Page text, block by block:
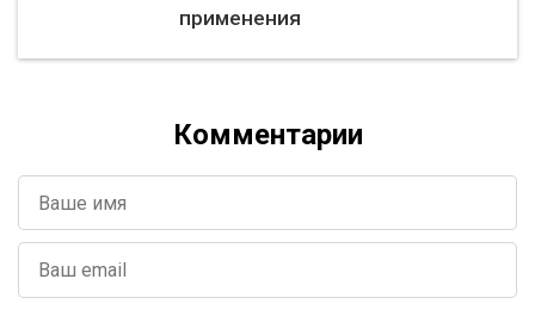
применения
Комментарии